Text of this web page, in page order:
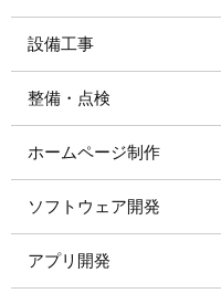
設備工事
整備・点検
ホームページ制作
ソフトウェア開発
アプリ開発